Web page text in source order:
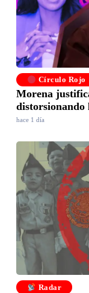
Círculo Rojo
Morena
hace 1 día
Radar